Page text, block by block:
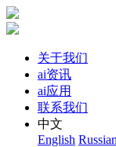
关于我们
ai资讯
ai应用
联系我们
中文
English Russian